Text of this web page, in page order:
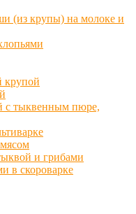
(из крупы) на молоке и
крупой
с тыквенным пюре,
и грибами
в скороварке